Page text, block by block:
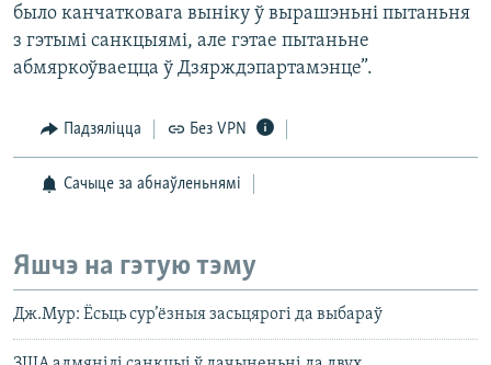
было канчатковага выніку ў вырашэньні пытаньня
з гэтымі санкцыямі, але гэтае пытаньне
абмяркоўваецца ў Дзярждэпартамэнце”.
Падзяліцца Без VPN
Сачыце за абнаўленьнямі
Яшчэ на гэтую тэму
Дж.Мур: Ёсьць сур’ёзныя засьцярогі да выбараў